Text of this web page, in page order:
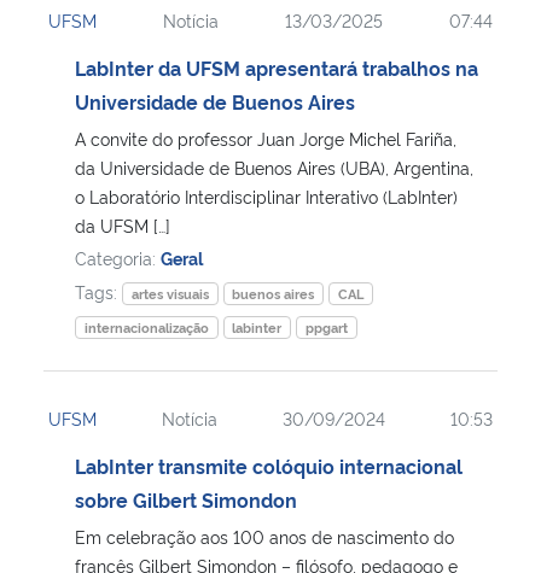
Ministério da Cidadania
Ministério de Minas e Energia
Ministério da Ciência, Tecnologia, Inovações e Comunicações
Ministério do Meio Ambiente
Ministério do Turismo
Controladoria-Geral da União
Ministério da Mulher, da Família e dos Direitos Humanos
UFSM Notícia 13/03/2025 07:44
LabInter da UFSM apresentará trabalhos na
Universidade de Buenos Aires
A convite do professor Juan Jorge Michel Fariña,
da Universidade de Buenos Aires (UBA), Argentina,
o Laboratório Interdisciplinar Interativo (LabInter)
da UFSM […]
Categoria: Geral
Tags:
artes visuais buenos aires
CAL
internacionalização
labinter ppgart
UFSM Notícia 30/09/2024 10:53
LabInter transmite colóquio internacional
sobre Gilbert Simondon
Em celebração aos 100 anos de nascimento do
francês Gilbert Simondon – filósofo, pedagogo e